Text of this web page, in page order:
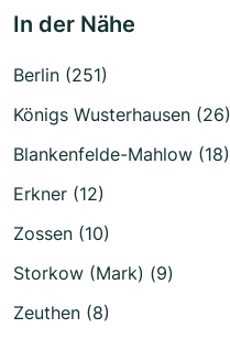
In der Nähe
Berlin (251)
Königs Wusterhausen (26)
Blankenfelde-Mahlow (18)
Erkner (12)
Zossen (10)
Storkow (Mark) (9)
Zeuthen (8)